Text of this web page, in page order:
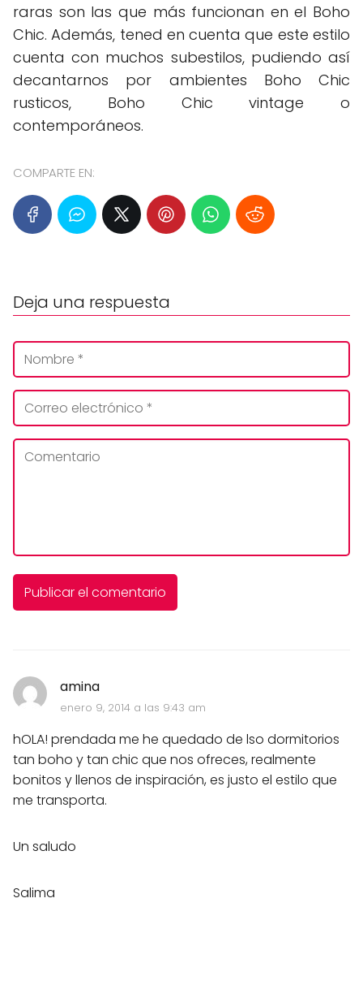
raras son las que más funcionan en el Boho
Chic. Además, tened en cuenta que este estilo
cuenta con muchos subestilos, pudiendo así
decantarnos por ambientes Boho Chic
rusticos, Boho Chic vintage o
contemporáneos.
COMPARTE EN:
amina
enero 9, 2014 a las 9:43 am
hOLA! prendada me he quedado de lso dormitorios
tan boho y tan chic que nos ofreces, realmente
bonitos y llenos de inspiración, es justo el estilo que
me transporta.
Un saludo
Salima
Deja una respuesta